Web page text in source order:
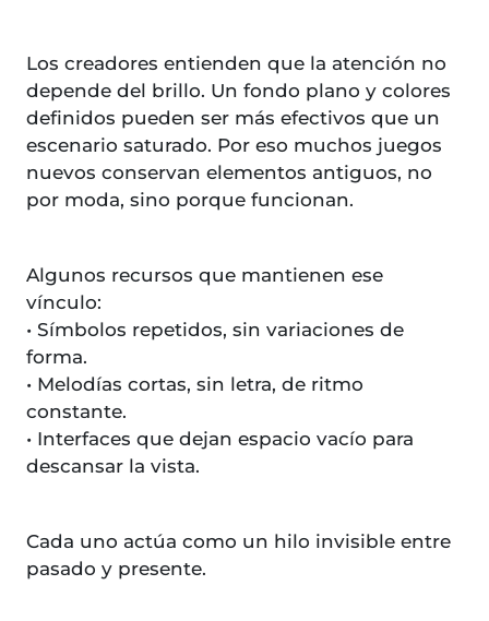
Los creadores entienden que la atención no
depende del brillo. Un fondo plano y colores
definidos pueden ser más efectivos que un
escenario saturado. Por eso muchos juegos
nuevos conservan elementos antiguos, no
por moda, sino porque funcionan.
Algunos recursos que mantienen ese
vínculo:
• Símbolos repetidos, sin variaciones de
forma.
• Melodías cortas, sin letra, de ritmo
constante.
• Interfaces que dejan espacio vacío para
descansar la vista.
Cada uno actúa como un hilo invisible entre
pasado y presente.